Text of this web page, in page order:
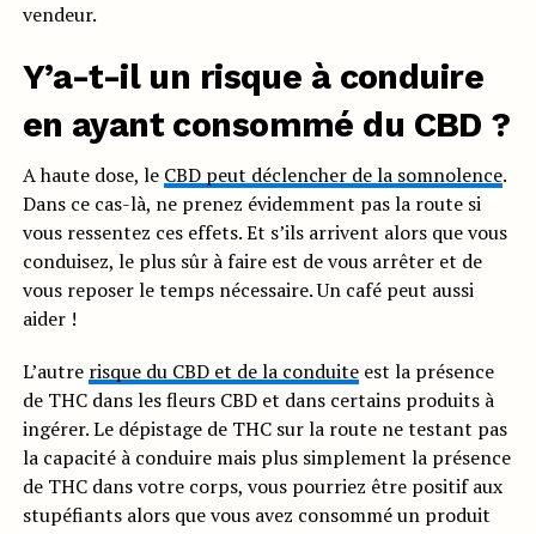
vendeur.
Y’a-t-il un risque à conduire
en ayant consommé du CBD ?
A haute dose, le CBD peut déclencher de la somnolence.
Dans ce cas-là, ne prenez évidemment pas la route si
vous ressentez ces effets. Et s’ils arrivent alors que vous
conduisez, le plus sûr à faire est de vous arrêter et de
vous reposer le temps nécessaire. Un café peut aussi
aider !
L’autre risque du CBD et de la conduiteest la présence
de THC dans les fleurs CBD et dans certains produits à
ingérer. Le dépistage de THC sur la route ne testant pas
la capacité à conduire mais plus simplement la présence
de THC dans votre corps, vous pourriez être positif aux
stupéfiants alors que vous avez consommé un produit